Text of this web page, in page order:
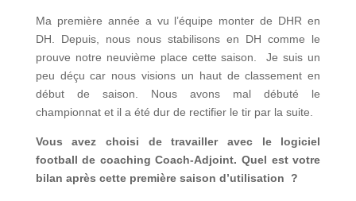
Ma première année a vu l’équipe monter de DHR en
DH. Depuis, nous nous stabilisons en DH comme le
prouve notre neuvième place cette saison. Je suis un
peu déçu car nous visions un haut de classement en
début de saison. Nous avons mal débuté le
championnat et il a été dur de rectifier le tir par la suite.
Vous avez choisi de travailler avec le logiciel
football de coaching Coach-Adjoint. Quel est votre
bilan après cette première saison d’utilisation ?